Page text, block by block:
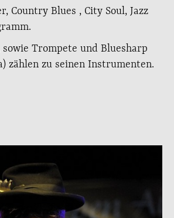
Country Blues , City Soul, Jazz
Trompete und Bluesharp
zählen zu seinen Instrumenten.